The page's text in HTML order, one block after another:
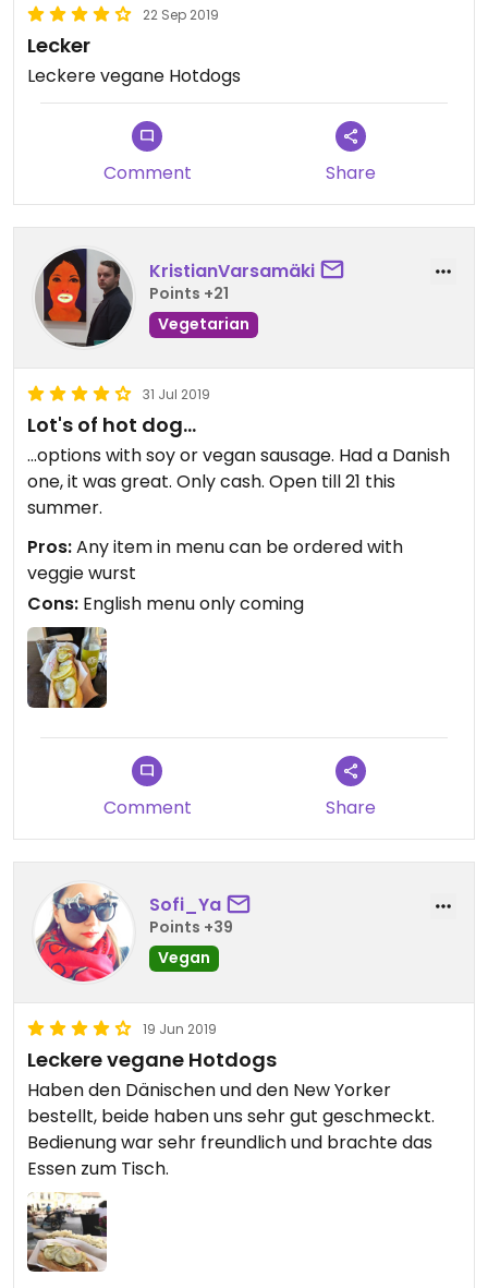
22 Sep 2019
Lecker
Leckere vegane Hotdogs
Comment Share
KristianVarsamäki
Points +21
Vegetarian
31 Jul 2019
Lot's of hot dog...
...options with soy or vegan sausage. Had a Danish
one, it was great. Only cash. Open till 21 this
summer.
Pros:Any item in menu can be ordered with
veggie wurst
Cons: English menu only coming
Comment Share
Sofi_Ya
Points +39
Vegan
19 Jun 2019
Leckere vegane Hotdogs
Haben den Dänischen und den New Yorker
bestellt, beide haben uns sehr gut geschmeckt.
Bedienung war sehr freundlich und brachte das
Essen zum Tisch.